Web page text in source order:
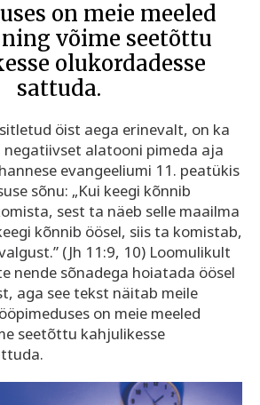
on meie meeled
võime seetõttu
olukordadesse
sattuda.
öist aega erinevalt, on ka
negatiivset alatooni pimeda aja
evangeeliumi 11. peatükis
sõnu: „Kui keegi kõnnib
sest ta näeb selle maailma
kõnnib öösel, siis ta komistab,
(Jh 11:9, 10) Loomulikult
nende sõnadega hoiatada öösel
aga see tekst näitab meile
on meie meeled
seetõttu kahjulikesse